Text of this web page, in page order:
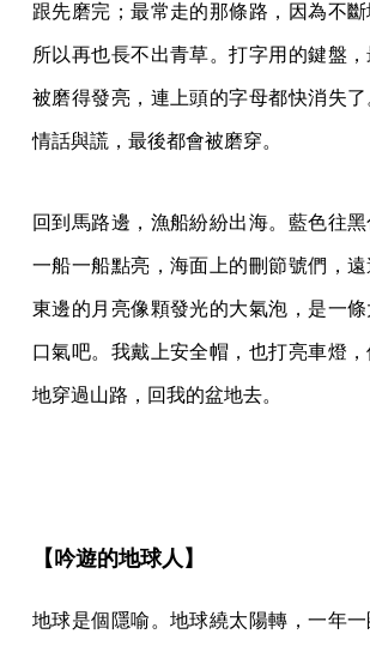
跟先磨完；最常走的那條路，因為不斷
所以再也長不出青草。打字用的鍵盤
被磨得發亮，連上頭的字母都快消失
情話與謊，最後都會被磨穿。
回到馬路邊，漁船紛紛出海。藍色往
一船一船點亮，海面上的刪節號們，遠
東邊的月亮像顆發光的大氣泡，是一
口氣吧。我戴上安全帽，也打亮車燈
地穿過山路，回我的盆地去。
【吟遊的地球人】
地球是個隱喻。地球繞太陽轉，一年